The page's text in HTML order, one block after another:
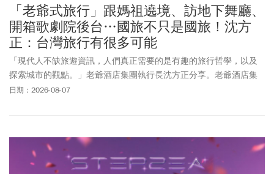
「老爺式旅行」跟媽祖遶境、訪地下舞廳、
開箱歌劇院後台…國旅不只是國旅！沈方
正：台灣旅行有很多可能
「現代人不缺旅遊資訊，人們真正需要的是有趣的旅行哲學，以及
探索城市的觀點。」老爺酒店集團執行長沈方正分享。老爺酒店集
團於2022年推出「老爺式旅行」，帶遊客探訪台灣不同的玩樂型
厲害，「我們用行動介紹在台灣旅行還是有很多可能性。」
日期：2026-08-07